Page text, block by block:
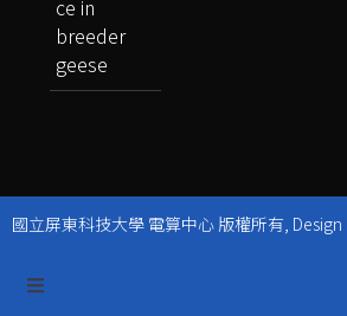
ce in
breeder
geese
國立屏東科技大學 電算中心 版權所有,